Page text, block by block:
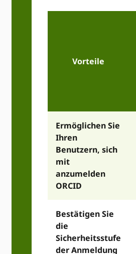
Vorteile
Ermöglichen Sie
Ihren
Benutzern, sich
mit
anzumelden
ORCID
Bestätigen Sie
die
Sicherheitsstufe
der Anmeldung